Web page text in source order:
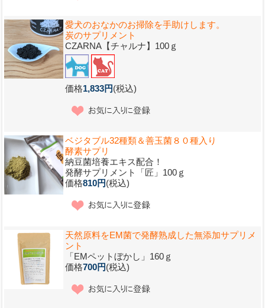
愛犬のおなかのお掃除を手助けします。
炭のサプリメント
CZARNA【チャルナ】100ｇ
価格1,833円(税込)
ベジタブル32種類＆善玉菌８０種入り
酵素サプリ
納豆菌培養エキス配合！
発酵サプリメント「匠」100ｇ
価格810円(税込)
天然原料をEM菌で発酵熟成した無添加サプリメ
ント
「EMペットぼかし」160ｇ
価格700円(税込)